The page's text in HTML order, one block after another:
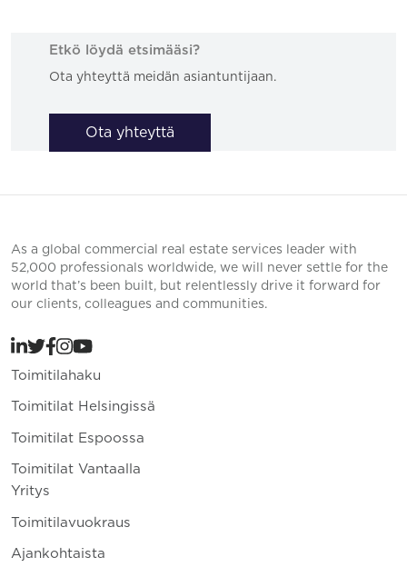
Etkö löydä etsimääsi?
Ota yhteyttä meidän asiantuntijaan.
Ota yhteyttä
As a global commercial real estate services leader with
52,000 professionals worldwide, we will never settle for the
world that’s been built, but relentlessly drive it forward for
our clients, colleagues and communities.
Toimitilahaku
Toimitilat Helsingissä
Toimitilat Espoossa
Toimitilat Vantaalla
Yritys
Toimitilavuokraus
Ajankohtaista